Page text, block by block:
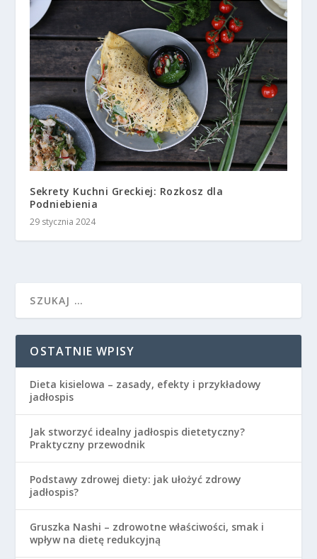
Sekrety Kuchni Greckiej: Rozkosz dla
Podniebienia
29 stycznia 2024
OSTATNIE WPISY
Dieta kisielowa – zasady, efekty i przykładowy
jadłospis
Jak stworzyć idealny jadłospis dietetyczny?
Praktyczny przewodnik
Podstawy zdrowej diety: jak ułożyć zdrowy
jadłospis?
Gruszka Nashi – zdrowotne właściwości, smak i
wpływ na dietę redukcyjną